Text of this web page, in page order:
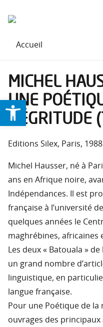
MICHEL
UNE
NÉGRITUDE
Editions Silex, Paris,
Michel Hausser, né à
ans en Afrique noire,
Indépendances. Il est
française à l’université
quelques années le
maghrébines, africaines
Les deux « Batouala »
un grand nombre
linguistique, en
langue française.
Pour une Poétique de la
ouvrages des
Ouvrir la barre d’outils